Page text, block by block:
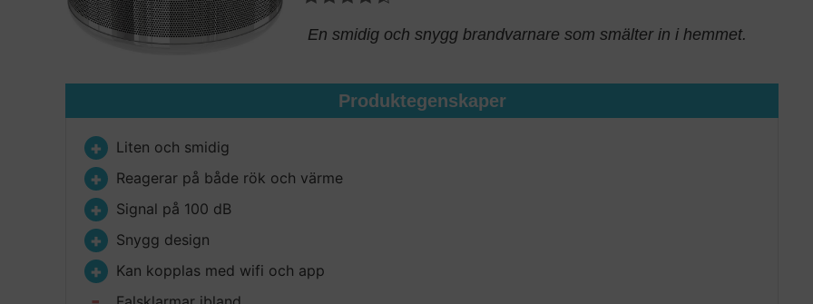
En smidig och snygg brandvarnare som smälter in i hemmet.
Produktegenskaper
Liten och smidig
Reagerar på både rök och värme
Signal på 100 dB
Snygg design
Kan kopplas med wifi och app